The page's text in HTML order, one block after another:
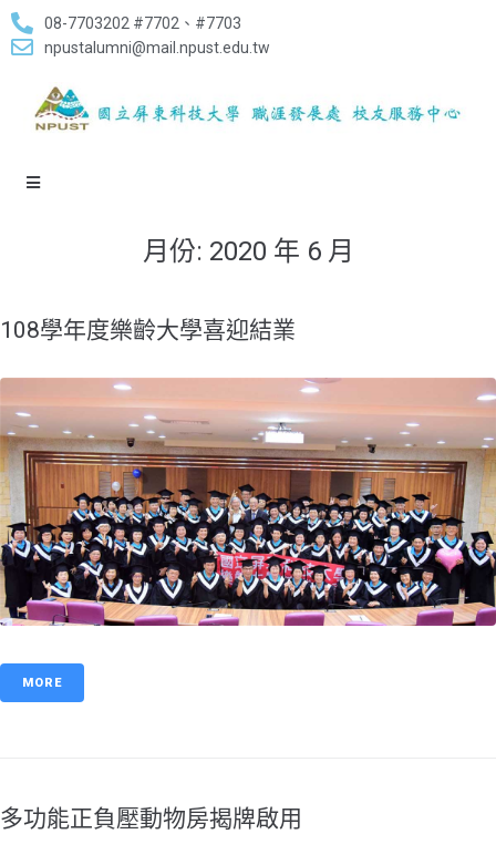
08-7703202 #7702、#7703
npustalumni@mail.npust.edu.tw
月份: 2020 年 6 月
108學年度樂齡大學喜迎結業
MORE
多功能正負壓動物房揭牌啟用